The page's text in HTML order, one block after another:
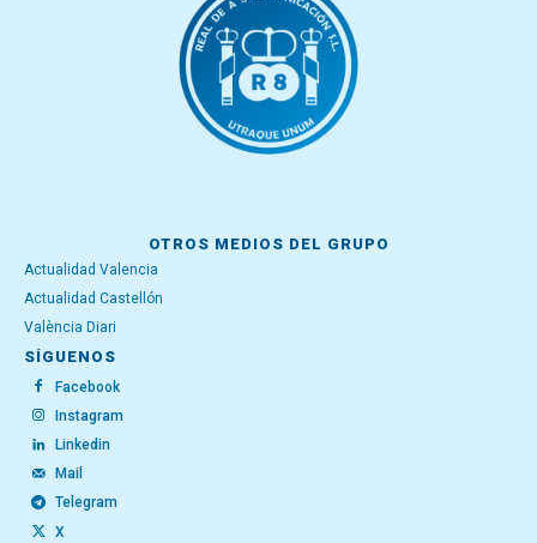
OTROS MEDIOS DEL GRUPO
Actualidad Valencia
Actualidad Castellón
València Diari
SÍGUENOS
Facebook
Instagram
Linkedin
Mail
Telegram
X